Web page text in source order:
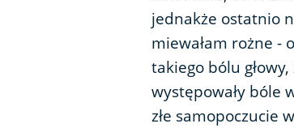
jednakże ostatnio
miewałam rożne -
takiego bólu
występowały bóle
złe samopoczucie